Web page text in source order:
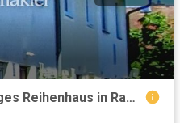
Seltene Gelegenheit: Ruhiges Reihenhaus in Ramersdorf. Provisionsfrei, grün & top angebunden